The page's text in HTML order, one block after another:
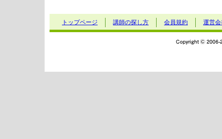
トップページ 講師の探し方 会員規約 運営